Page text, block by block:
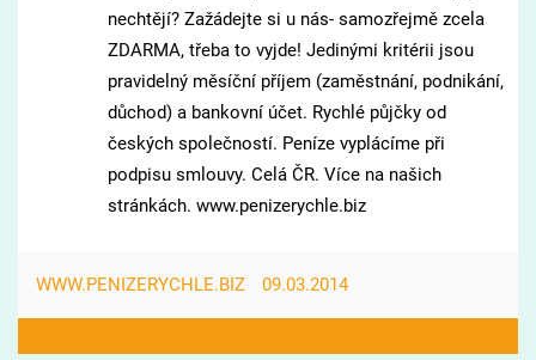
nechtějí? Zažádejte si u nás- samozřejmě zcela
ZDARMA, třeba to vyjde! Jedinými kritérii jsou
pravidelný měsíční příjem (zaměstnání, podnikání,
důchod) a bankovní účet. Rychlé půjčky od
českých společností. Peníze vyplácíme při
podpisu smlouvy. Celá ČR. Více na našich
stránkách. www.penizerychle.biz
WWW.PENIZERYCHLE.BIZ 09.03.2014